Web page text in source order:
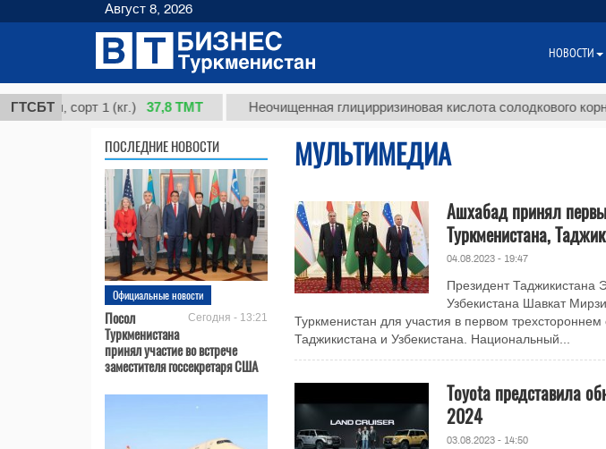
ГТСБТ
сорт 1 (кг.) 37,8 ТМТ Неочищенная глицирризиновая кислота солодкового корня
ПОСЛЕДНИЕ НОВОСТИ
Официальные новости
Сегодня - 13:21
Посол
Туркменистана
принял участие во встрече
заместителя госсекретаря США
МУЛЬТИМЕДИА
Ашхабад принял
Туркменистана,
04.08.2023 - 19:47
Президент
Узбекистана Шавкат
Туркменистан для участия в первом
Таджикистана и Узбекистана. Национальный...
Toyota представила
2024
03.08.2023 - 14:50
Август 8, 2026
НОВОСТИ